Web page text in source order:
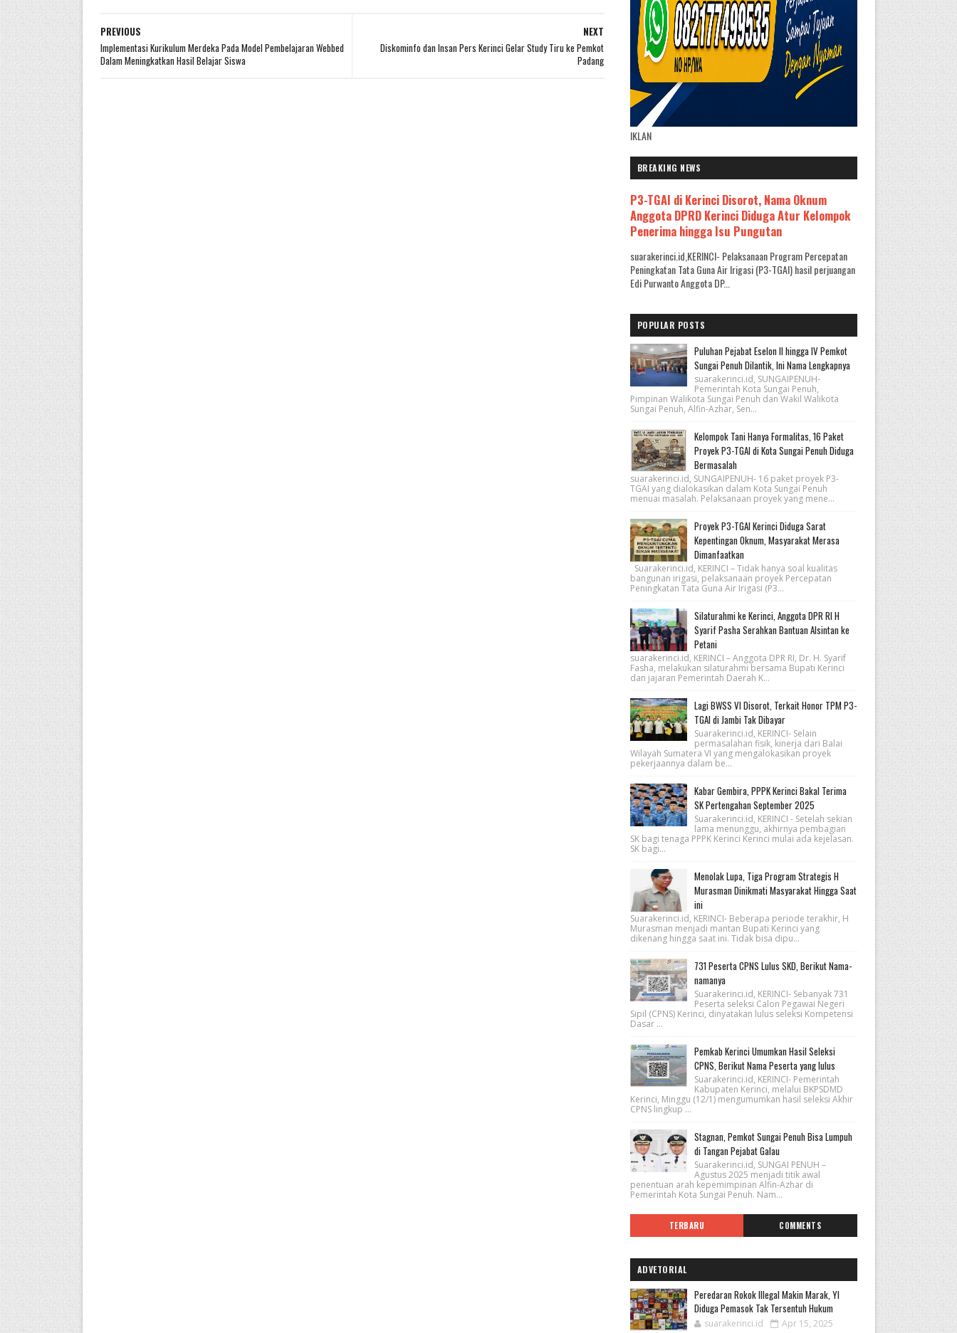
NEXT
Diskominfo dan Insan Pers Kerinci Gelar Study Tiru ke Pemkot
Padang
PREVIOUS
Implementasi Kurikulum Merdeka Pada Model Pembelajaran Webbed
Dalam Meningkatkan Hasil Belajar Siswa
IKLAN
BREAKING NEWS
P3-TGAI di Kerinci Disorot, Nama Oknum
Anggota DPRD Kerinci Diduga Atur Kelompok
Penerima hingga Isu Pungutan
suarakerinci.id,KERINCI- Pelaksanaan Program Percepatan
Peningkatan Tata Guna Air Irigasi (P3-TGAI) hasil perjuangan
Edi Purwanto Anggota DP...
POPULAR POSTS
Puluhan Pejabat Eselon II hingga IV Pemkot
Sungai Penuh Dilantik, Ini Nama Lengkapnya
suarakerinci.id, SUNGAIPENUH-
Pemerintah Kota Sungai Penuh,
Pimpinan Walikota Sungai Penuh dan Wakil Walikota
Sungai Penuh, Alfin-Azhar, Sen...
Kelompok Tani Hanya Formalitas, 16 Paket
Proyek P3-TGAI di Kota Sungai Penuh Diduga
Bermasalah
suarakerinci.id, SUNGAIPENUH- 16 paket proyek P3-
TGAI yang dialokasikan dalam Kota Sungai Penuh
menuai masalah. Pelaksanaan proyek yang mene...
Proyek P3-TGAI Kerinci Diduga Sarat
Kepentingan Oknum, Masyarakat Merasa
Dimanfaatkan
Suarakerinci.id, KERINCI – Tidak hanya soal kualitas
bangunan irigasi, pelaksanaan proyek Percepatan
Peningkatan Tata Guna Air Irigasi (P3...
Silaturahmi ke Kerinci, Anggota DPR RI H
Syarif Pasha Serahkan Bantuan Alsintan ke
Petani
suarakerinci.id, KERINCI – Anggota DPR RI, Dr. H. Syarif
Fasha, melakukan silaturahmi bersama Bupati Kerinci
dan jajaran Pemerintah Daerah K...
Lagi BWSS VI Disorot, Terkait Honor TPM P3-
TGAI di Jambi Tak Dibayar
Suarakerinci.id, KERINCI- Selain
permasalahan fisik, kinerja dari Balai
Wilayah Sumatera VI yang mengalokasikan proyek
pekerjaannya dalam be...
Kabar Gembira, PPPK Kerinci Bakal Terima
SK Pertengahan September 2025
Suarakerinci.id, KERINCI - Setelah sekian
lama menunggu, akhirnya pembagian
SK bagi tenaga PPPK Kerinci Kerinci mulai ada kejelasan.
SK bagi...
Menolak Lupa, Tiga Program Strategis H
Murasman Dinikmati Masyarakat Hingga Saat
ini
Suarakerinci.id, KERINCI- Beberapa periode terakhir, H
Murasman menjadi mantan Bupati Kerinci yang
dikenang hingga saat ini. Tidak bisa dipu...
731 Peserta CPNS Lulus SKD, Berikut Nama-
namanya
Suarakerinci.id, KERINCI- Sebanyak 731
Peserta seleksi Calon Pegawai Negeri
Sipil (CPNS) Kerinci, dinyatakan lulus seleksi Kompetensi
Dasar ...
Pemkab Kerinci Umumkan Hasil Seleksi
CPNS, Berikut Nama Peserta yang lulus
Suarakerinci.id, KERINCI- Pemerintah
Kabupaten Kerinci, melalui BKPSDMD
Kerinci, Minggu (12/1) mengumumkan hasil seleksi Akhir
CPNS lingkup ...
Stagnan, Pemkot Sungai Penuh Bisa Lumpuh
di Tangan Pejabat Galau
Suarakerinci.id, SUNGAI PENUH –
Agustus 2025 menjadi titik awal
penentuan arah kepemimpinan Alfin-Azhar di
Pemerintah Kota Sungai Penuh. Nam...
TERBARU COMMENTS
ADVETORIAL
Peredaran Rokok Illegal Makin Marak, YI
Diduga Pemasok Tak Tersentuh Hukum
suarakerinci.id Apr 15, 2025